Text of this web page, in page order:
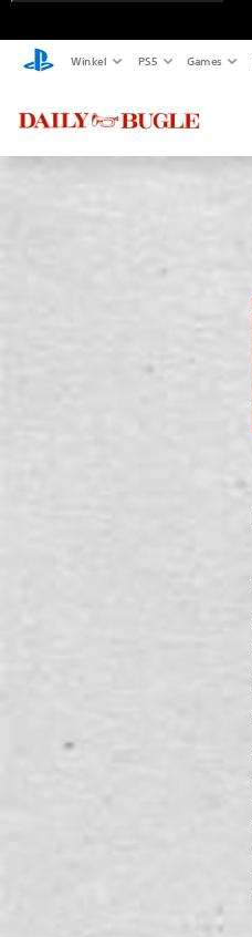
Winkel PS5 Games